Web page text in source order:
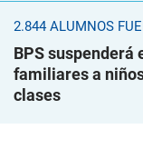
2.844 ALUMNOS
BPS suspenderá
familiares a
clases